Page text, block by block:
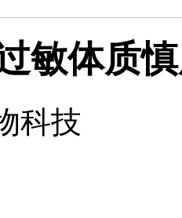
敏体质
科技